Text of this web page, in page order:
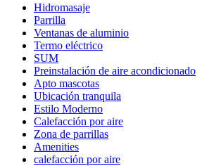
Hidromasaje
Parrilla
Ventanas de aluminio
Termo eléctrico
SUM
Preinstalación de aire acondicionado
Apto mascotas
Ubicación tranquila
Estilo Moderno
Calefacción por aire
Zona de parrillas
Amenities
calefacción por aire